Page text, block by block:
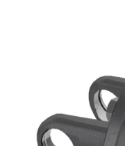
Motori elettrici
Moteurs à pistons
Moteurs Orbitaux
Systèmes de
Contrôle
Circuits